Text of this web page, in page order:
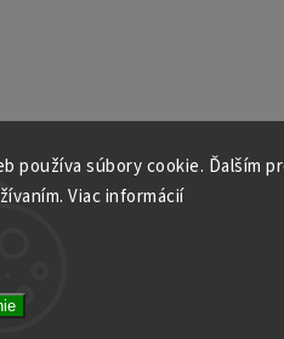
používa súbory cookie. Ďalším
Viac informácií